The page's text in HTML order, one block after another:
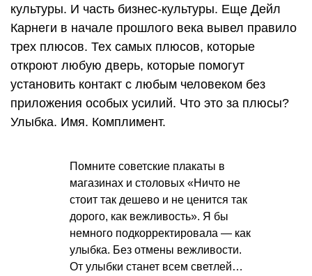
культуры. И часть бизнес-культуры. Еще Дейл
Карнеги в начале прошлого века вывел правило
трех плюсов. Тех самых плюсов, которые
откроют любую дверь, которые помогут
установить контакт с любым человеком без
приложения особых усилий. Что это за плюсы?
Улыбка. Имя. Комплимент.
Помните советские плакаты в
магазинах и столовых «Ничто не
стоит так дешево и не ценится так
дорого, как вежливость». Я бы
немного подкорректировала — как
улыбка. Без отмены вежливости.
От улыбки станет всем светлей…